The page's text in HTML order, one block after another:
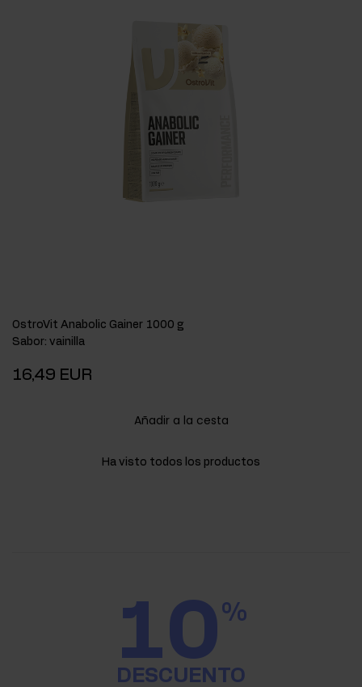
OstroVit Anabolic Gainer 1000 g
Sabor: vainilla
16,49 EUR
Añadir a la cesta
Ha visto todos los productos
10%
DESCUENTO